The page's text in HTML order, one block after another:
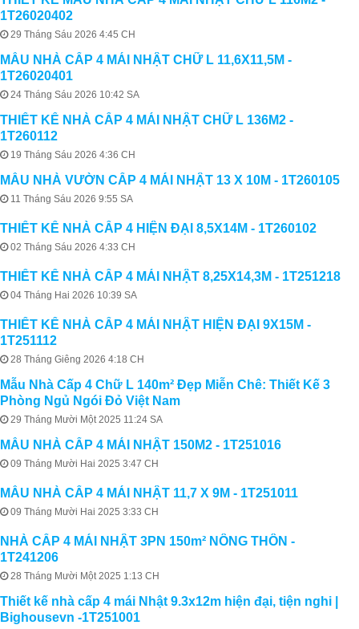
1T26020402
29 Tháng Sáu 2026 4:45 CH
MẪU NHÀ CẤP 4 MÁI NHẬT CHỮ L 11,6X11,5M -
1T26020401
24 Tháng Sáu 2026 10:42 SA
THIẾT KẾ NHÀ CẤP 4 MÁI NHẬT CHỮ L 136M2 -
1T260112
19 Tháng Sáu 2026 4:36 CH
MẪU NHÀ VƯỜN CẤP 4 MÁI NHẬT 13 X 10M - 1T260105
11 Tháng Sáu 2026 9:55 SA
THIẾT KẾ NHÀ CẤP 4 HIỆN ĐẠI 8,5X14M - 1T260102
02 Tháng Sáu 2026 4:33 CH
THIẾT KẾ NHÀ CẤP 4 MÁI NHẬT 8,25X14,3M - 1T251218
04 Tháng Hai 2026 10:39 SA
THIẾT KẾ NHÀ CẤP 4 MÁI NHẬT HIỆN ĐẠI 9X15M -
1T251112
28 Tháng Giêng 2026 4:18 CH
Mẫu Nhà Cấp 4 Chữ L 140m² Đẹp Miễn Chê: Thiết Kế 3
Phòng Ngủ Ngói Đỏ Việt Nam
29 Tháng Mười Một 2025 11:24 SA
MẪU NHÀ CẤP 4 MÁI NHẬT 150M2 - 1T251016
09 Tháng Mười Hai 2025 3:47 CH
MẪU NHÀ CẤP 4 MÁI NHẬT 11,7 X 9M - 1T251011
09 Tháng Mười Hai 2025 3:33 CH
NHÀ CẤP 4 MÁI NHẬT 3PN 150m² NÔNG THÔN -
1T241206
28 Tháng Mười Một 2025 1:13 CH
Thiết kế nhà cấp 4 mái Nhật 9.3x12m hiện đại, tiện nghi |
Bighousevn -1T251001